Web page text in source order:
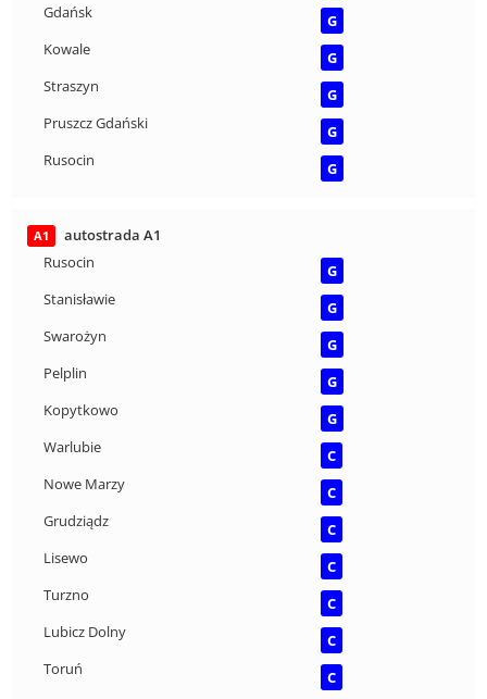
Gdańsk
G
Kowale
G
Straszyn
G
Pruszcz Gdański
G
Rusocin
G
A1
autostrada A1
Rusocin
G
Stanisławie
G
Swarożyn
G
Pelplin
G
Kopytkowo
G
Warlubie
C
Nowe Marzy
C
Grudziądz
C
Lisewo
C
Turzno
C
Lubicz Dolny
C
Toruń
C